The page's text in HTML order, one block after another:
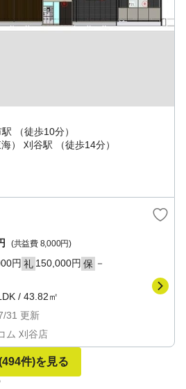
（徒歩10分）
）
刈谷駅
（徒歩14分）
(共益費 8,000円)
円 礼 150,000円 保 －
/ 43.82㎡
31 更新
ム 刈谷店
件)を見る